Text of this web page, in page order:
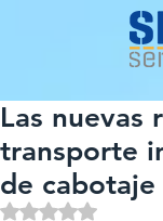
Las nuevas
transporte
de cabotaje
Obtuvo NaN de